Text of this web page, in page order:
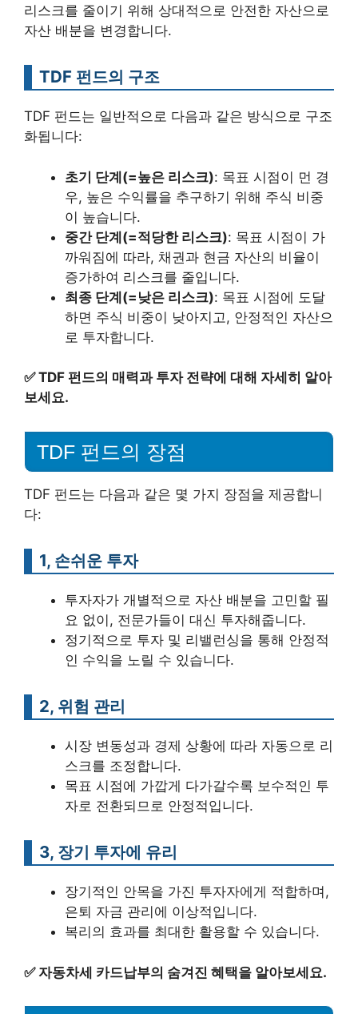
리스크를 줄이기 위해 상대적으로 안전한 자산으로
자산 배분을 변경합니다.
TDF 펀드의 구조
TDF 펀드는 일반적으로 다음과 같은 방식으로 구조
화됩니다:
초기 단계(=높은 리스크): 목표 시점이 먼 경
우, 높은 수익률을 추구하기 위해 주식 비중
이 높습니다.
중간 단계(=적당한 리스크): 목표 시점이 가
까워짐에 따라, 채권과 현금 자산의 비율이
증가하여 리스크를 줄입니다.
최종 단계(=낮은 리스크): 목표 시점에 도달
하면 주식 비중이 낮아지고, 안정적인 자산으
로 투자합니다.
✅TDF 펀드의 매력과 투자 전략에 대해 자세히 알아
보세요.
TDF 펀드의 장점
TDF 펀드는 다음과 같은 몇 가지 장점을 제공합니
다:
1, 손쉬운 투자
투자자가 개별적으로 자산 배분을 고민할 필
요 없이, 전문가들이 대신 투자해줍니다.
정기적으로 투자 및 리밸런싱을 통해 안정적
인 수익을 노릴 수 있습니다.
2, 위험 관리
시장 변동성과 경제 상황에 따라 자동으로 리
스크를 조정합니다.
목표 시점에 가깝게 다가갈수록 보수적인 투
자로 전환되므로 안정적입니다.
3, 장기 투자에 유리
장기적인 안목을 가진 투자자에게 적합하며,
은퇴 자금 관리에 이상적입니다.
복리의 효과를 최대한 활용할 수 있습니다.
✅ 자동차세 카드납부의 숨겨진 혜택을 알아보세요.